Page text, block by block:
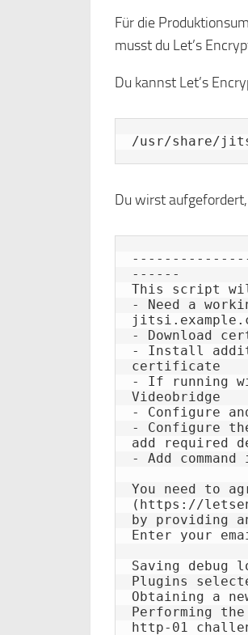
Für die
musst du Let’s
Du kannst Let’s
/usr/share/
Du wirst
------
This script
- Need a
- Download
- Install
certificate
- If running
Videobridge
- Configure
- Configure
add required
- Add
You need to
(https://
by providing
Enter your
Saving
Plugins
Obtaining a
Performing
http-01